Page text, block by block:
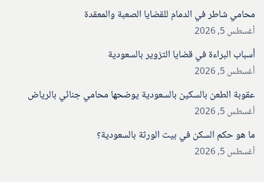
محامي شاطر في الدمام للقضايا الصعبة والمعقدة
أغسطس 5, 2026
أسباب البراءة في قضايا التزوير بالسعودية
أغسطس 5, 2026
عقوبة الطعن بالسكين بالسعودية يوضحها محامي جنائي بالرياض
أغسطس 5, 2026
ما هو حكم السكن في بيت الورثة بالسعودية؟
أغسطس 5, 2026